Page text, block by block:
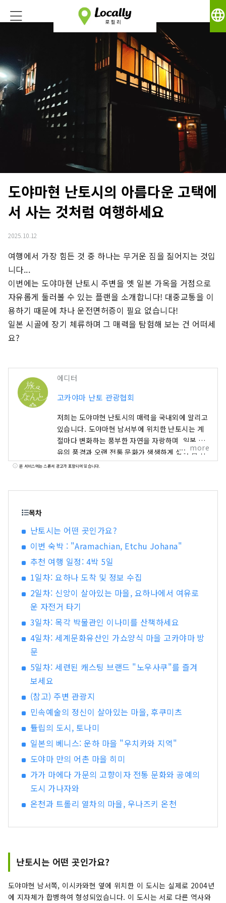
language
도야마현 난토시의 아름다운 고택에
서 사는 것처럼 여행하세요
2025.10.12
여행에서 가장 힘든 것 중 하나는 무거운 짐을 짊어지는 것입
니다...
이번에는 도야마현 난토시 주변을 옛 일본 가옥을 거점으로
자유롭게 둘러볼 수 있는 플랜을 소개합니다! 대중교통을 이
용하기 때문에 차나 운전면허증이 필요 없습니다!
일본 시골에 장기 체류하며 그 매력을 탐험해 보는 건 어떠세
요?
에디터
고카야마 난토 관광협회
저희는 도야마현 난토시의 매력을 국내외에 알리고
있습니다. 도야마현 남서부에 위치한 난토시는 계
절마다 변화하는 풍부한 자연을 자랑하며, 일본 고
유의 풍경과 오랜 전통 문화가 생생하게 살아 숨 쉬
는 곳입니다. 갓쇼즈쿠리 마을로 유명한 고카야마
역사와 문화를 간직하고 있습니다. 무나카타 시코
가 살았던 후쿠미쓰부터 시장 마을로 번성했던 후
쿠노, 동백꽃 마을 이구치, 그리고 연극과 도시 교류
를 장려하는 토가까지, 난토의 농촌 풍경은 언제나
여행의 매력을 가득 담고 있으며, 사람들은 따뜻한
미소로 여러분을 맞이합니다.
more
본 서비스에는 스폰서 광고가 포함되어 있습니다.
목차
난토시는 어떤 곳인가요?
이번 숙박 : "Aramachian, Etchu Johana"
추천 여행 일정: 4박 5일
1일차: 요하나 도착 및 정보 수집
2일차: 신앙이 살아있는 마을, 요하나에서 여유로
운 자전거 타기
3일차: 목각 박물관인 이나미를 산책하세요
4일차: 세계문화유산인 가쇼양식 마을 고카야마 방
문
5일차: 세련된 캐스팅 브랜드 "노우사쿠"를 즐겨
보세요
(참고) 주변 관광지
민속예술의 정신이 살아있는 마을, 후쿠미츠
튤립의 도시, 토나미
일본의 베니스: 운하 마을 "우치카와 지역"
도야마 만의 어촌 마을 히미
가가 마에다 가문의 고향이자 전통 문화와 공예의
도시 가나자와
온천과 트롤리 열차의 마을, 우나즈키 온천
난토시는 어떤 곳인가요?
도야마현 남서쪽, 이시카와현 옆에 위치한 이 도시는 실제로 2004년
에 지자체가 합병하여 형성되었습니다. 이 도시는 서로 다른 역사와